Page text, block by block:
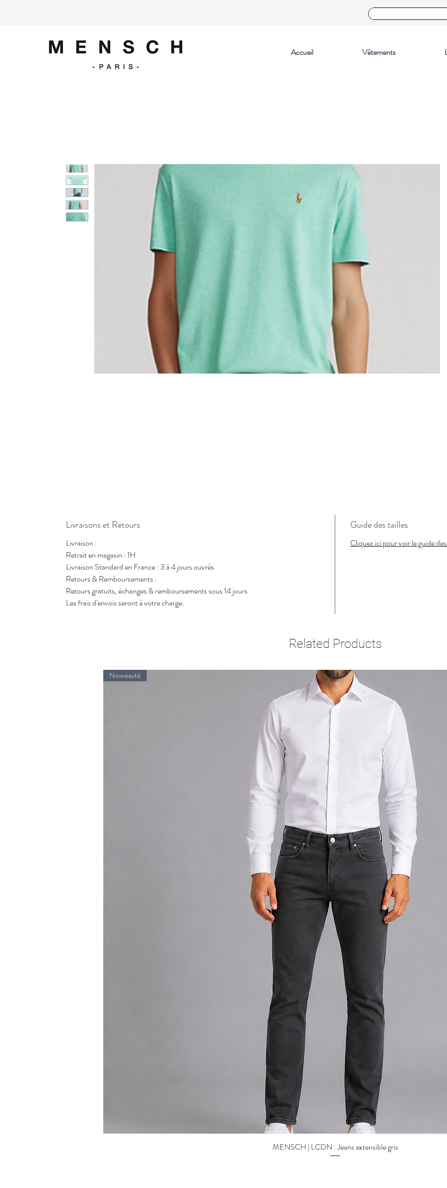
Accueil Vêtements
Livraisons et Retours
Livraison :
Retrait en magasin : 1H
Livraison Standard en France : 3 à 4 jours ouvrés
Retours & Remboursements :
Retours gratuits, échanges & remboursements sous 14 jours
Les frais d'envois seront à votre charge.
Guide des tailles
Cliquez ici pour voir le guide
Related Products
Quick View
Nouveauté
MENSCH | LCDN : Jeans extensible gris